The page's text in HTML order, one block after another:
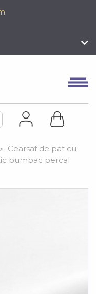
» Cearsaf de pat cu
bumbac percal